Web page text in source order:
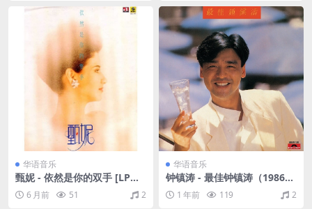
华语音乐
甄妮 - 依然是你的双手 [LP版]
（1988/FLAC/分轨/224M）
6 月前 51 2
华语音乐
钟镇涛 - 最佳钟镇涛（1986/F
LAC/分轨/259M）
1 年前 119 2